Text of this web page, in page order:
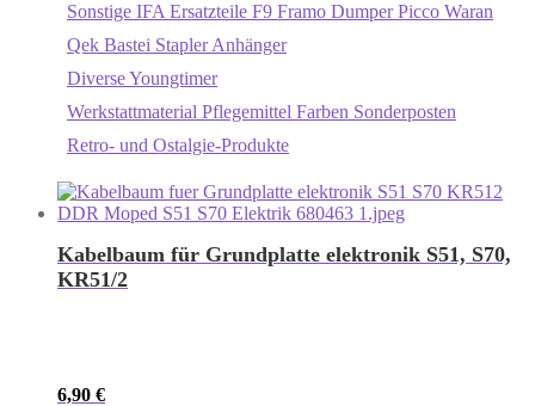
Sonstige IFA Ersatzteile F9 Framo Dumper Picco Waran
Qek Bastei Stapler Anhänger
Diverse Youngtimer
Werkstattmaterial Pflegemittel Farben Sonderposten
Retro- und Ostalgie-Produkte
Kabelbaum für Grundplatte elektronik S51, S70,
KR51/2
6,90 €